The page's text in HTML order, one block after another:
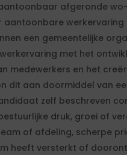
aantoonbaar afgeronde
aantoonbare
een gemeentelijke
met het
medewerkers en het
dit aan doormiddel van
zelf beschreven
druk, groei of
of afdeling, scherpe
heeft versterkt of